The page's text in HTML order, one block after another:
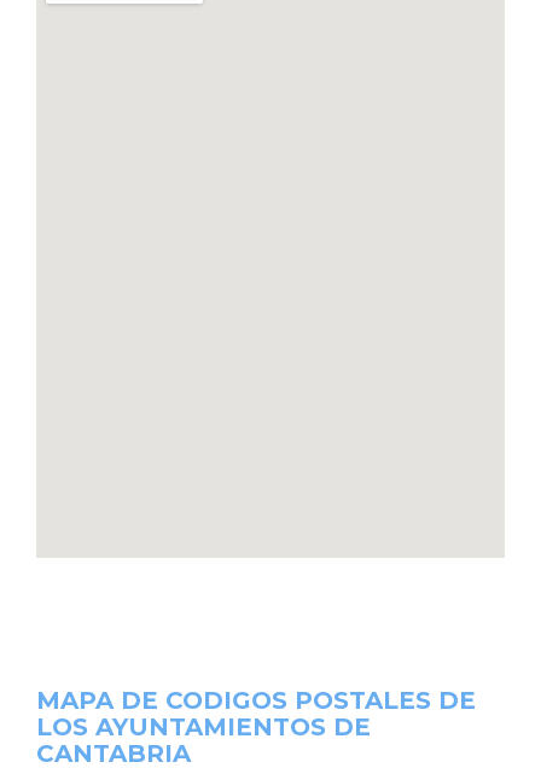
MAPA DE CODIGOS POSTALES DE
LOS AYUNTAMIENTOS DE
CANTABRIA